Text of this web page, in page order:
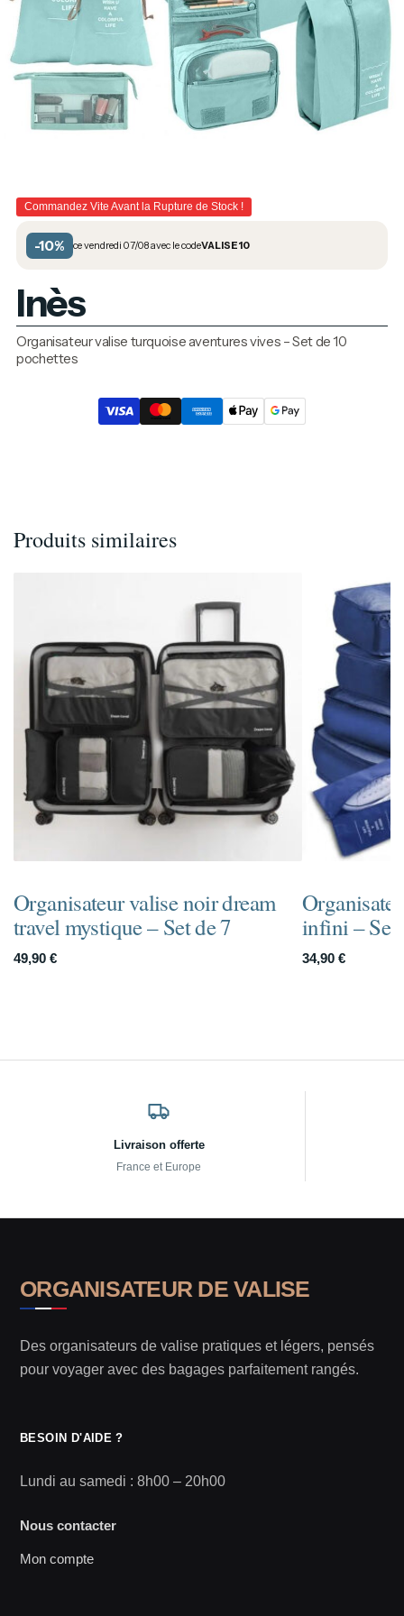
Commandez Vite Avant la Rupture de Stock !
-10% ce vendredi 07/08 avec le codeVALISE10
Inès
Organisateur valise turquoise aventures vives – Set de 10
pochettes
Produits similaires
Organisateur valise noir dream
travel mystique – Set de 7
49,90 €
infini – Set
34,90 €
Livraison offerte
France et Europe
ORGANISATEUR DE VALISE
Des organisateurs de valise pratiques et légers, pensés
pour voyager avec des bagages parfaitement rangés.
BESOIN D'AIDE ?
Lundi au samedi : 8h00 – 20h00
Nous contacter
Mon compte